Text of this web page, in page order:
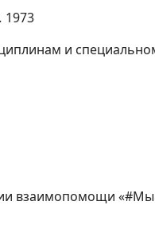
1973
и
взаимопомощи